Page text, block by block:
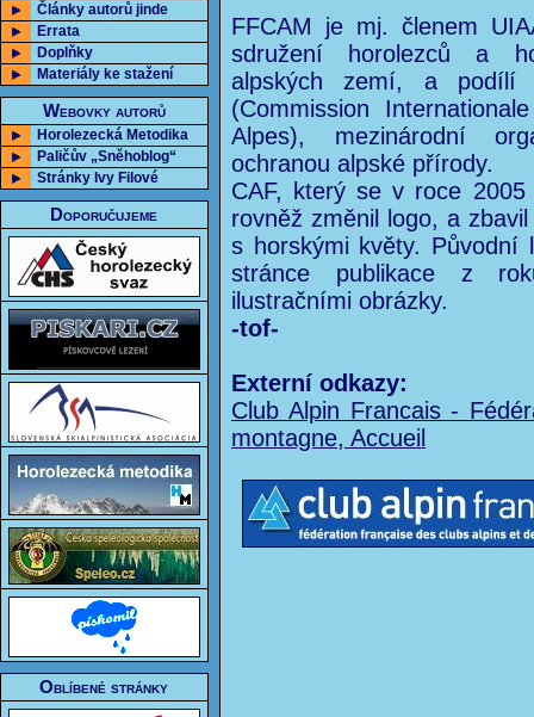
Články autorů jinde
Errata
Doplňky
Materiály ke stažení
Webovky autorů
Horolezecká Metodika
Paličův „Sněhoblog“
Stránky Ivy Filové
Doporučujeme
Oblíbené stránky
FFCAM je mj. členem
sdružení horolezců a
alpských zemí, a podílí
(Commission
Alpes), mezinárodní
ochranou alpské přírody.
CAF, který se v roce 2005
rovněž změnil logo, a
s horskými květy. Původní
stránce publikace z
ilustračními obrázky.
-tof-
Externí odkazy:
Club Alpin Francais -
montagne, Accueil